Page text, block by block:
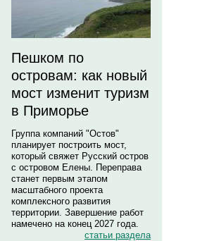
Пешком по
островам: как новый
мост изменит туризм
в Приморье
Группа компаний "Остов"
планирует построить мост,
который свяжет Русский остров
с островом Елены. Переправа
станет первым этапом
масштабного проекта
комплексного развития
территории. Завершение работ
намечено на конец 2027 года.
статьи раздела